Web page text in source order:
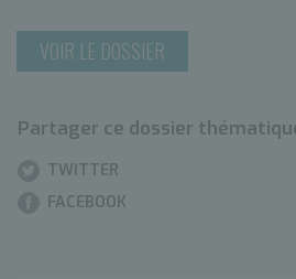
VOIR LE DOSSIER
Partager ce dossier
TWITTER
FACEBOOK